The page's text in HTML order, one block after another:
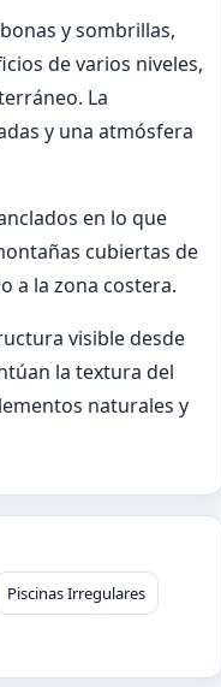
y sombrillas,
de varios niveles,
La
y una atmósfera
en lo que
cubiertas de
a la zona costera.
visible desde
la textura del
naturales y
Piscinas Irregulares